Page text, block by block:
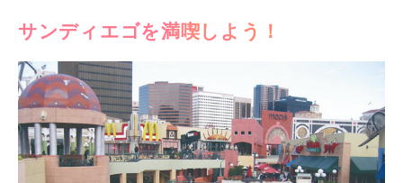
サンディエゴを満喫しよう！